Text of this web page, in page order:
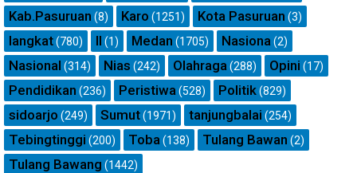
Kab.Pasuruan (8) Karo (1251) Kota Pasuruan (3)
langkat(780) ll (1) Medan (1705) Nasiona (2)
Nasional (314) Nias (242) Olahraga (288) Opini (17)
Pendidikan (236) Peristiwa (528) Politik(829)
sidoarjo (249) Sumut(1971) tanjungbalai (254)
Tebingtinggi (200) Toba (138) Tulang Bawan (2)
Tulang Bawang (1442)